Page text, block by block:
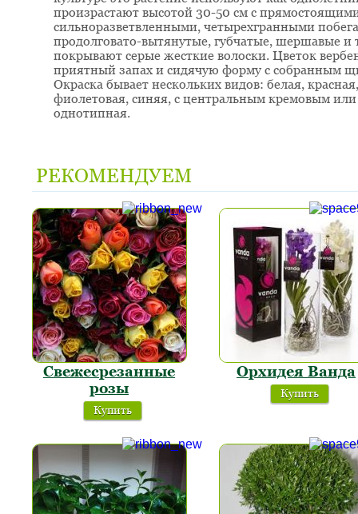
произрастают высотой 30-50 см с
сильноразветвленными, четырехгранными
продолговато-вытянутые, губчатые, шершавые и
покрывают серые жесткие волоски. Цветок
приятный запах и сидячую форму с собранным
Окраска бывает нескольких видов: белая,
фиолетовая, синяя, с центральным кремовым
однотипная.
РЕКОМЕНДУЕМ
Свежесрезанные
розы
Купить
Орхидея Ванда
Купить